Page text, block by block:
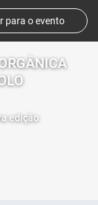
para o evento
edição